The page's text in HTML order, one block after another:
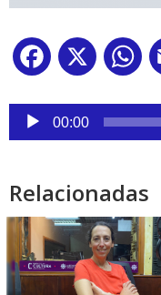
Facebook
X
Reproductor
audio
00:00
Relacionadas